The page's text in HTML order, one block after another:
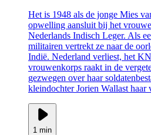
Het is 1948 als de jonge Mies
opwelling aansluit bij het
Nederlands Indisch Leger. Als
militairen vertrekt ze naar de
Indië. Nederland verliest, het
vrouwenkorps raakt in de
gezwegen over haar
kleindochter Jorien Wallast haar
1 min